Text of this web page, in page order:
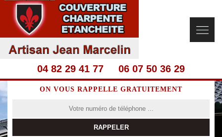
04 82 29 41 77 06 07 50 36 29
ON VOUS RAPPELLE GRATUITEMENT